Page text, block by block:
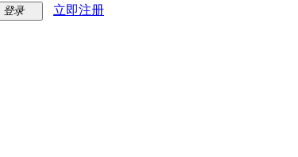
登录 立即注册